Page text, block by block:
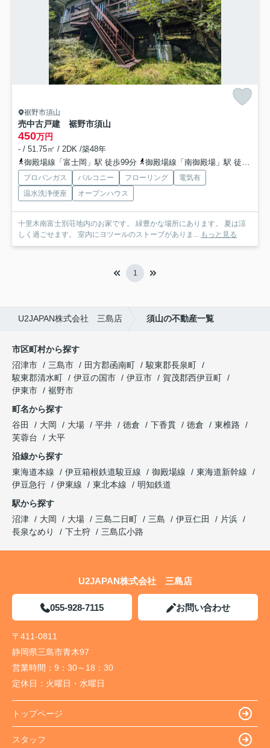
裾野市須山
売中古戸建 裾野市須山
450万円
- / 51.75㎡ / 2DK /築48年
御殿場線「富士岡」駅 徒歩99分
御殿場線「南御殿場」駅 徒歩99分
プロパンガス バルコニー フローリング
電気有
温水洗浄便座
オープンハウス
十里木南富士別荘地内のお家です。 緑豊かな場所にあります。 夏は涼
しく過ごせます。 室内にヨツールのストーブがありま... もっと見る
1
U2JAPAN株式会社 三島店 須山の不動産一覧
市区町村から探す
沼津市
三島市 田方郡函南町
駿東郡長泉町
駿東郡清水町
伊豆の国市 伊豆市
賀茂郡西伊豆町
伊東市
裾野市
町名から探す
谷田
大岡 大場 平井 徳倉 下香貫 徳倉
東椎路
芙蓉台
大平
沿線から探す
東海道本線
伊豆箱根鉄道駿豆線 御殿場線
東海道新幹線
伊豆急行
伊東線 東北本線
明知鉄道
駅から探す
沼津
大岡 大場 三島二日町 三島 伊豆仁田
片浜
長泉なめり
下土狩 三島広小路
U2JAPAN株式会社 三島店
055-928-7115 お問い合わせ
〒411-0811
静岡県三島市青木97
営業時間： 9：30～18：30
定休日： 火曜日・水曜日
トップページ
スタッフ